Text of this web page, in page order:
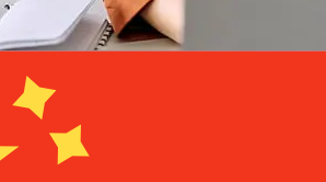
Marino EUR到CNY轉